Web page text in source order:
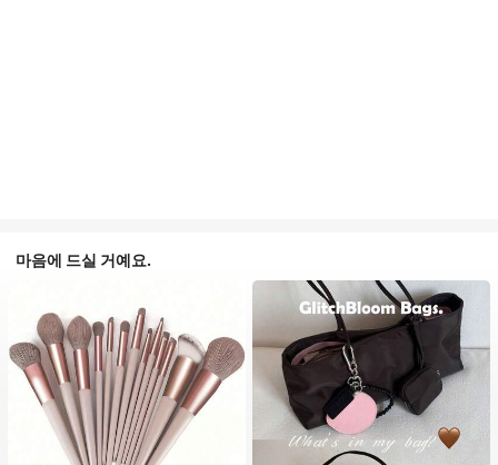
마음에 드실 거예요.